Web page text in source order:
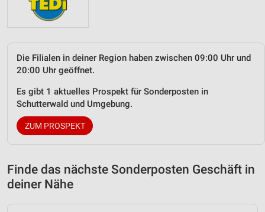
Die Filialen in deiner Region haben zwischen 09:00 Uhr und
20:00 Uhr geöffnet.
Es gibt 1 aktuelles Prospekt für Sonderposten in
Schutterwald und Umgebung.
ZUM PROSPEKT
Finde das nächste Sonderposten Geschäft in
deiner Nähe